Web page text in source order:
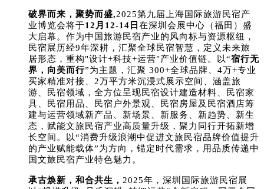
破界而来，聚势而盛,2025第九届上海国际旅游民宿产
业博览会将于12月12-14日 在深圳会展中心（福田）盛
大启幕。作为中国旅游民宿产业的风向标与资源枢纽，
民宿展历经9年深耕，汇聚全球民宿智慧，定义未来旅
居形态，重构"设计+科技+运营"产业价值链。以“宿行无
界，向美而行”为主题，汇聚 300+全球品牌、4万+专业
买家精准对接、2万平方米沉浸式展示空间、涵盖旅
游、民宿领域， 全方位呈现民宿设计建造材料、民宿家
具、民宿用品、民宿户外景观、民宿房屋及民宿酒店筹
建与运营领域新产品、新场景、新服务、新趋势、新生
态，赋能文旅民宿产业高质量升级，聚力同行开拓新增
长空间。以“消费升级浪潮中促进文旅民宿品牌价值提升
的产业赋能载体”为方向，锚定时代需求，用品质传递中
国文旅民宿产业特色魅力。
承古焕新，和合共生， 2025年， 深圳国际旅游民宿展